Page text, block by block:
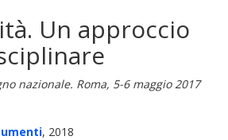
Un approccio
nazionale. Roma, 5-6 maggio 2017
, 2018